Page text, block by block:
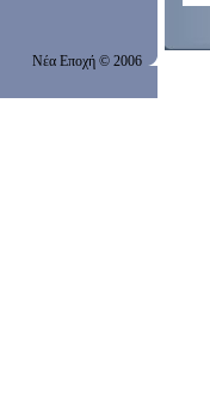
Νέα Εποχή © 2006